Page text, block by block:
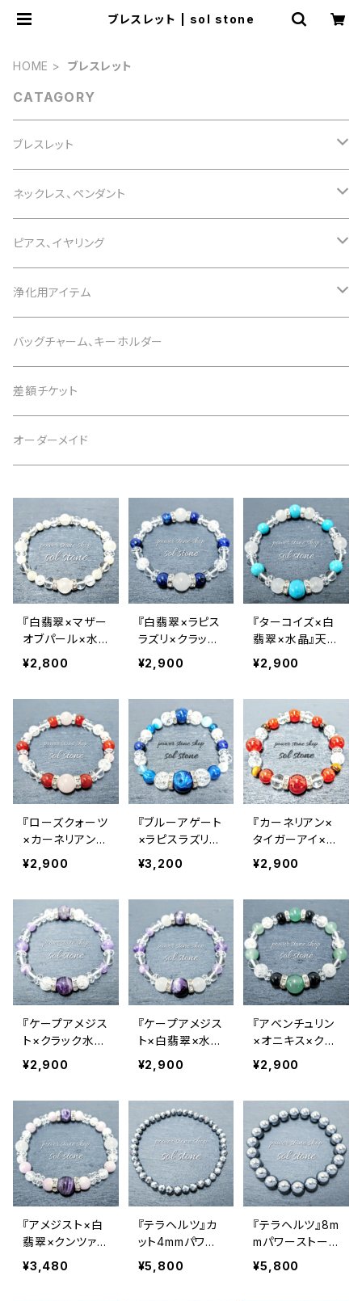
ブレスレット | sol stone
HOME ブレスレット
CATAGORY
ブレスレット
誕生石で選ぶ
1月 ガーネット
2月 アメジスト
7月 カーネリアン
8月 ペリドット サードオニキス
11月 シトリン トパーズ
12月 ターコイズ ラピスラズリ
色で選ぶ
白 white
黒 black
紫 purple
黄 yellow
赤 red
金 gold
意味で選ぶ
恋愛運
仕事運
癒やし
目標達成
お守り
ネックレス、ペンダント
誕生石で選ぶ
1月 ガーネット
2月 アメジスト
6月 ムーンストーン パール
7月 カーネリアン
9月 ラピスラズリ
11月 シトリン トパーズ
12月 ターコイズ ラピスラズリ
色で選ぶ
白 white
黒 black
青 blue
紫 purple
黄 yellow
桃 pink
橙 orange
金 gold
意味で選ぶ
恋愛運
仕事運
健康
癒やし
目標達成
お守り
ピアス、イヤリング
誕生石で選ぶ
1月 ガーネット
2月 アメジスト
5月 翡翠 アベンチュリン
6月 ムーンストーン パール
7月 カーネリアン
8月 ペリドット サードオニキス
10月 ローズクォーツ タイガーアイ トルマリン オパール
11月 シトリン トパーズ
12月 ターコイズ ラピスラズリ
色で選ぶ
白 white
黒 black
緑 green
青 blue
紫 purple
黄 yellow
赤 red
橙 orange
金 gold
意味で選ぶ
恋愛運
金運
健康
癒やし
目標達成
浄化用アイテム
さざれ石
バッグチャーム、キーホルダー
差額チケット
オーダーメイド
『白翡翠×マザー
オブパール×水
晶』天然石パワ
ーストーンブレ
¥2,800
『白翡翠×ラピス
ラズリ×クラック
水晶×水晶』 天
然石パワースト
¥2,900
『ターコイズ×白
翡翠×水晶』天然
石パワーストー
ンブレスレット
¥2,900
『ローズクォーツ
×カーネリアン×
クラック水晶×水
晶』 天然石パワ
スレット
¥2,900
『ブルーアゲート
×ラピスラズリ×
クラック水晶』天
然石パワースト
¥3,200
『カーネリアン×
タイガーアイ×水
晶』天然石パワ
ーストーンブレ
¥2,900
『ケープアメジス
ト×クラック水晶
×水晶』天然石パ
ワーストーンブレ
¥2,900
『ケープアメジス
ト×白翡翠×水
晶』天然石パワ
ーストーンブレ
¥2,900
『アベンチュリン
×オニキス×クラ
ック水晶×水晶』
天然石パワース
¥2,900
『アメジスト×白
翡翠×クンツァイ
ト×クラック水
晶』天然石パワ
¥3,480
『テラヘルツ』カ
ット4mmパワー
ストーンブレスレ
ット
¥5,800
『テラヘルツ』8m
mパワーストーン
ブレスレット
¥5,800